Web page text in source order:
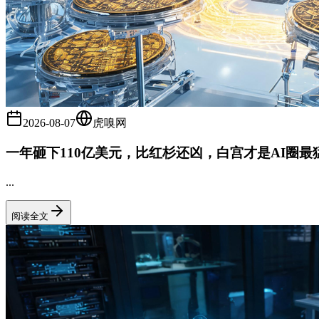
2026-08-07 虎嗅网
一年砸下110亿美元，比红杉还凶，白宫才是AI圈最
...
阅读全文